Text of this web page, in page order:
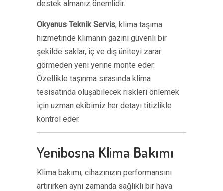
destek almanız önemlidir.
Okyanus Teknik Servis, klima taşıma
hizmetinde klimanın gazını güvenli bir
şekilde saklar, iç ve dış üniteyi zarar
görmeden yeni yerine monte eder.
Özellikle taşınma sırasında klima
tesisatında oluşabilecek riskleri önlemek
için uzman ekibimiz her detayı titizlikle
kontrol eder.
Yenibosna Klima Bakımı
Klima bakımı, cihazınızın performansını
artırırken aynı zamanda sağlıklı bir hava